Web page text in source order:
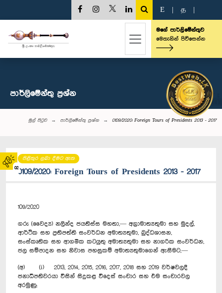
02
E த
මගේ පාර්ලිමේන්තුව
මෙතැනින් පිවිසෙන්න
පාර්ලි‌මේන්තු‌ ප්‍රශ්න
මුල් පිටුව පාර්ලි‌මේන්තු‌ ප්‍රශ්න 0109/2020: Foreign Tours of Presidents 2013 - 2017
පිළිතුර ලබා දීමට ඇත
0109/2020: Foreign Tours of Presidents 2013 - 2017
109/2020
ගරු (වෛද්‍ය) නලින්ද ජයතිස්ස මහතා,— අග්‍රාමාත්‍යතුමා සහ මුදල්,
ආර්ථික සහ ප්‍රතිපත්ති සංවර්ධන අමාත්‍යතුමා, බුද්ධශාසන,
සංස්කෘතික සහ ආගමික කටයුතු අමාත්‍යතුමා සහ නාගරික සංවර්ධන,
ජල සම්පාදන සහ නිවාස පහසුකම් අමාත්‍යතුමාගෙන් ඇසීමට,—
(අ) (i) 2013, 2014, 2015, 2016, 2017, 2018 සහ 2019 වර්ෂවලදී
ජනාධිපතිවරයා විසින් සිදුකළ විදෙස් සංචාර සහ එම සංචාරවල
අරමුණු;